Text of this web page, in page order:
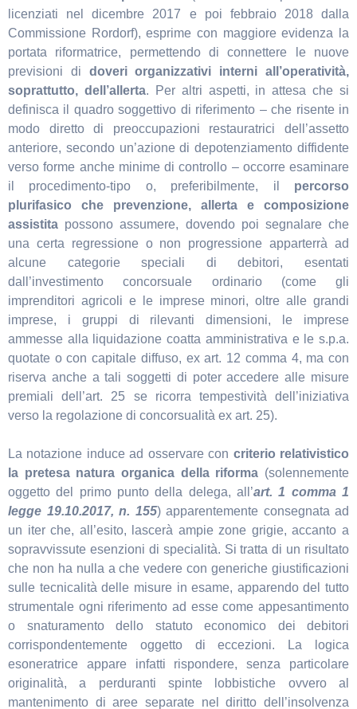
licenziati nel dicembre 2017 e poi febbraio 2018 dalla
Commissione Rordorf), esprime con maggiore evidenza la
portata riformatrice, permettendo di connettere le nuove
previsioni di doveri organizzativi interni all’operatività,
soprattutto, dell’allerta. Per altri aspetti, in attesa che si
definisca il quadro soggettivo di riferimento – che risente in
modo diretto di preoccupazioni restauratrici dell’assetto
anteriore, secondo un’azione di depotenziamento diffidente
verso forme anche minime di controllo – occorre esaminare
il procedimento-tipo o, preferibilmente, il percorso
plurifasico che prevenzione, allerta e composizione
assistita possono assumere, dovendo poi segnalare che
una certa regressione o non progressione apparterrà ad
alcune categorie speciali di debitori, esentati
dall’investimento concorsuale ordinario (come gli
imprenditori agricoli e le imprese minori, oltre alle grandi
imprese, i gruppi di rilevanti dimensioni, le imprese
ammesse alla liquidazione coatta amministrativa e le s.p.a.
quotate o con capitale diffuso, ex art. 12 comma 4, ma con
riserva anche a tali soggetti di poter accedere alle misure
premiali dell’art. 25 se ricorra tempestività dell’iniziativa
verso la regolazione di concorsualità ex art. 25).
La notazione induce ad osservare con criterio relativistico
la pretesa natura organica della riforma (solennemente
oggetto del primo punto della delega, all’art. 1 comma 1
legge 19.10.2017, n. 155) apparentemente consegnata ad
un iter che, all’esito, lascerà ampie zone grigie, accanto a
sopravvissute esenzioni di specialità. Si tratta di un risultato
che non ha nulla a che vedere con generiche giustificazioni
sulle tecnicalità delle misure in esame, apparendo del tutto
strumentale ogni riferimento ad esse come appesantimento
o snaturamento dello statuto economico dei debitori
corrispondentemente oggetto di eccezioni. La logica
esoneratrice appare infatti rispondere, senza particolare
originalità, a perduranti spinte lobbistiche ovvero al
mantenimento di aree separate nel diritto dell’insolvenza